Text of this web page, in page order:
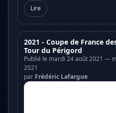
Lire
2021 - Coupe de France
Tour du Périgord
Publié le mardi 24 août 2021 —
2021
par Frédéric Lafargue